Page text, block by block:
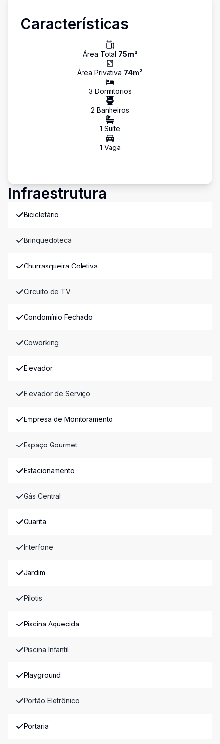
Características
Área Total 75m²
Área Privativa 74m²
3 Dormitórios
2 Banheiros
1 Suíte
1 Vaga
Infraestrutura
Bicicletário
Brinquedoteca
Churrasqueira Coletiva
Circuito de TV
Condomínio Fechado
Coworking
Elevador
Elevador de Serviço
Empresa de Monitoramento
Espaço Gourmet
Estacionamento
Gás Central
Guarita
Interfone
Jardim
Pilotis
Piscina Aquecida
Piscina Infantil
Playground
Portão Eletrônico
Portaria